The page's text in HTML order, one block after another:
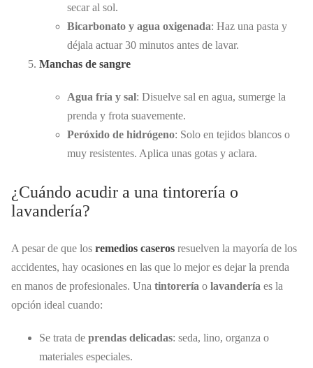
secar al sol.
Bicarbonato y agua oxigenada: Haz una pasta y
déjala actuar 30 minutos antes de lavar.
Manchas de sangre
Agua fría y sal: Disuelve sal en agua, sumerge la
prenda y frota suavemente.
Peróxido de hidrógeno: Solo en tejidos blancos o
muy resistentes. Aplica unas gotas y aclara.
¿Cuándo acudir a una tintorería o
lavandería?
A pesar de que los remedios caseros resuelven la mayoría de los
accidentes, hay ocasiones en las que lo mejor es dejar la prenda
en manos de profesionales. Una tintorería o lavandería es la
opción ideal cuando:
Se trata de prendas delicadas: seda, lino, organza o
materiales especiales.